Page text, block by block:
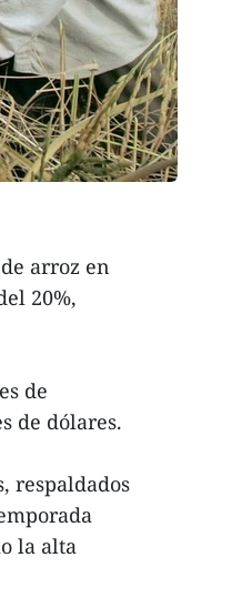
arroz en
20%,
de
de dólares.
respaldados
la alta